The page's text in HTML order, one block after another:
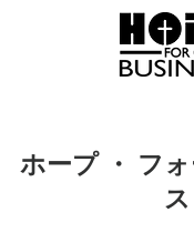
ホープ ・ フ
ス